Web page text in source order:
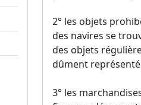
2° les objets
des navires se
des objets
dûment
3° les